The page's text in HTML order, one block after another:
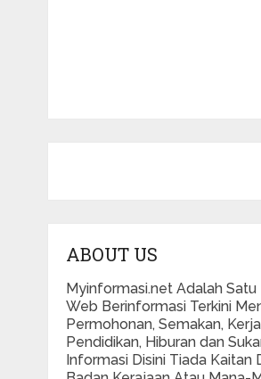
ABOUT US
Myinformasi.net Adalah
Web Berinformasi Terkini
Permohonan, Semakan,
Pendidikan, Hiburan dan
Informasi Disini Tiada Kaitan